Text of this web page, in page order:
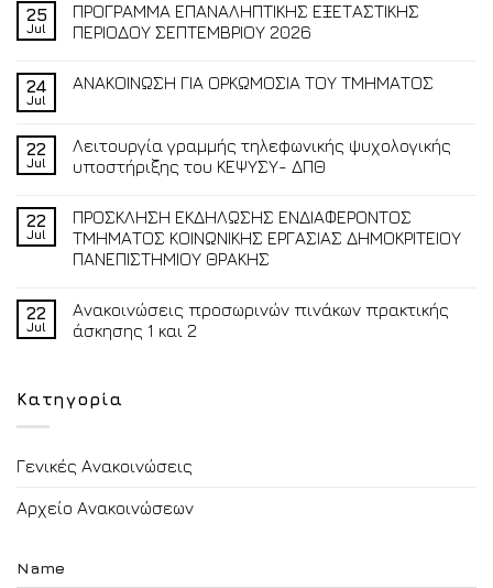
25
Jul
ΠΡΟΓΡΑΜΜΑ ΕΠΑΝΑΛΗΠΤΙΚΗΣ ΕΞΕΤΑΣΤΙΚΗΣ
ΠΕΡΙΟΔΟΥ ΣΕΠΤΕΜΒΡΙΟΥ 2026
24
Jul
ΑΝΑΚΟΙΝΩΣΗ ΓΙΑ ΟΡΚΩΜΟΣΙΑ ΤΟΥ ΤΜΗΜΑΤΟΣ
22
Jul
Λειτουργία γραμμής τηλεφωνικής ψυχολογικής
υποστήριξης του ΚΕΨΥΣΥ- ΔΠΘ
22
Jul
ΠΡΟΣΚΛΗΣΗ ΕΚΔΗΛΩΣΗΣ ΕΝΔΙΑΦΕΡΟΝΤΟΣ
ΤΜΗΜΑΤΟΣ ΚΟΙΝΩΝΙΚΗΣ ΕΡΓΑΣΙΑΣ ΔΗΜΟΚΡΙΤΕΙΟΥ
ΠΑΝΕΠΙΣΤΗΜΙΟΥ ΘΡΑΚΗΣ
22
Jul
Ανακοινώσεις προσωρινών πινάκων πρακτικής
άσκησης 1 και 2
Κατηγορία
Γενικές Ανακοινώσεις
Αρχείο Ανακοινώσεων
Name